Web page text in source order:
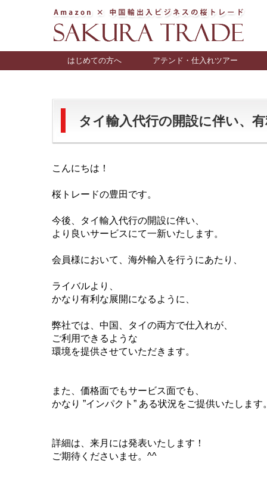
はじめての方へ アテンド・仕入れツアー
タイ輸入代行の開設に伴い、
こんにちは！
桜トレードの豊田です。
今後、タイ輸入代行の開設に伴い、
より良いサービスにて一新いたします。
会員様において、海外輸入を行うにあたり、
ライバルより、
かなり有利な展開になるように、
弊社では、中国、タイの両方で仕入れが、
ご利用できるような
環境を提供させていただきます。
また、価格面でもサービス面でも、
かなり ”インパクト” ある状況をご提供いたします。
詳細は、来月には発表いたします！
ご期待くださいませ。^^